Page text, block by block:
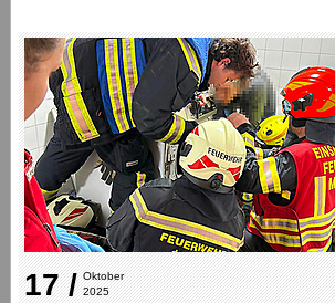
17 / Oktober
2025